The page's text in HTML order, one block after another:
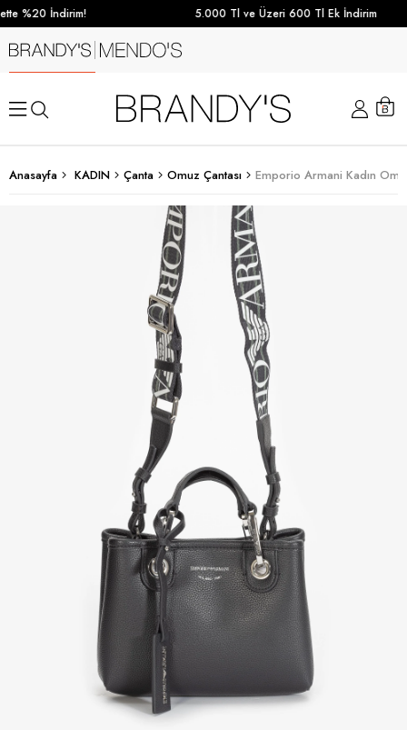
%20 İndirim! 5.000 Tl ve Üzeri 600 Tl Ek İndirim
Anasayfa KADIN Çanta Omuz Çantası Emporio Armani Kadın